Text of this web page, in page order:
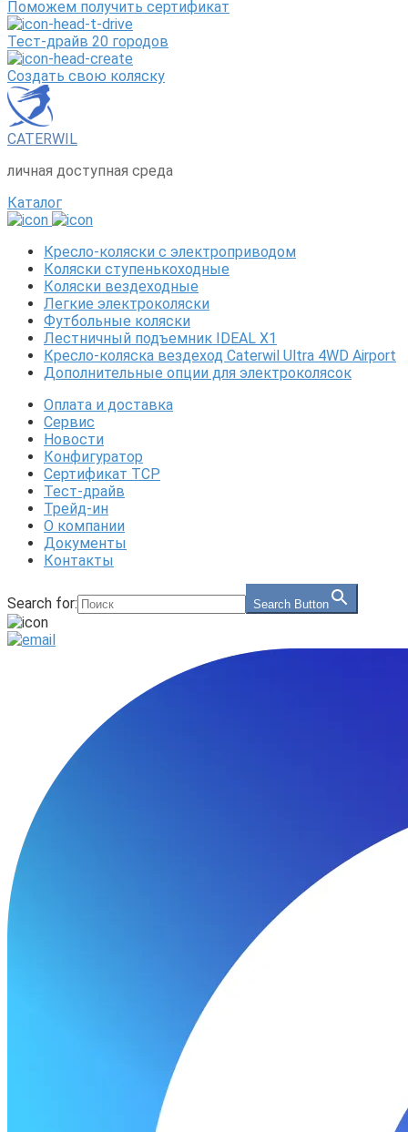
Поможем получить сертификат
Тест-драйв 20 городов
Создать свою коляску
CATERWIL
личная доступная среда
Каталог
Кресло-коляски с электроприводом
Коляски ступенькоходные
Коляски вездеходные
Легкие электроколяски
Футбольные коляски
Лестничный подъемник IDEAL X1
Кресло-коляска вездеход Caterwil Ultra 4WD Airport
Дополнительные опции для электроколясок
Оплата и доставка
Сервис
Новости
Конфигуратор
Сертификат ТСР
Тест-драйв
Трейд-ин
О компании
Документы
Контакты
Search for: Search Button